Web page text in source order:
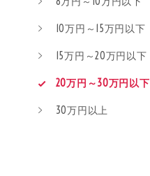
10万円～15万円以下
15万円～20万円以下
20万円～30万円以下
30万円以上